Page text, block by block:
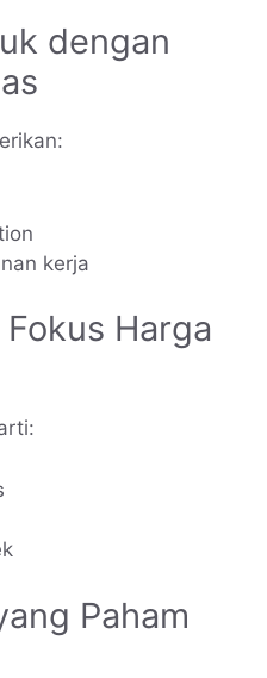
dengan
kerja
Harga
Paham